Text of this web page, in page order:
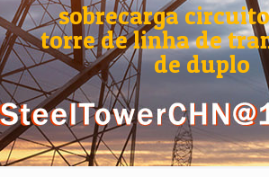
sobrecarga
torre de linha de
de duplo